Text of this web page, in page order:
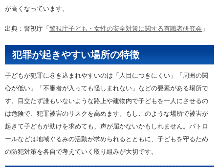
が高くなっています。
出典：警視庁「 警視庁子ども・女性の安全対策に関する有識者研究会 」
犯罪が起きやすい場所の特徴
子どもが犯罪に巻き込まれやすいのは「人目につきにくい」「周囲の関
心が低い」「不審者が入っても怪しまれない」などの要素がある場所で
す。目立たず誰もいないような路上や建物内で子どもを一人にさせるの
は危険で、犯罪被害のリスクを高めます。もしこのような場所で被害が
起きて子どもが助けを求めても、声が届かないかもしれません。パトロ
ールなどは地域ぐるみの活動が求められるとともに、子どもを守るため
の防犯対策を各自で考えていく取り組みが大切です。